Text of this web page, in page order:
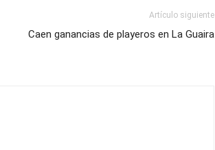
Artículo siguiente
Caen ganancias de playeros en La Guaira